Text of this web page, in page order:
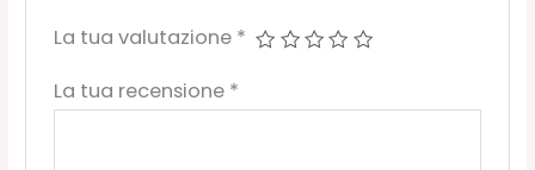
La tua valutazione *
La tua recensione *